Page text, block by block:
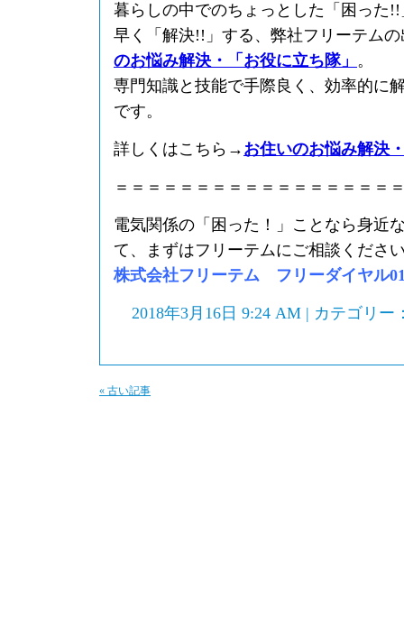
暮らしの中でのちょっとした「困った
早く「解決!!」する、弊社フリーテム
のお悩み解決・「お役に立ち隊」 。
専門知識と技能で手際良く、効率的に
です。
詳しくはこちら→ お住いのお悩み解決
＝＝＝＝＝＝＝＝＝＝＝＝＝＝＝＝＝
電気関係の「困った！」ことなら身近
て、まずはフリーテムにご相談くださ
株式会社フリーテム フリーダイヤル
2018年3月16日 9:24 AM | カテゴリー
« 古い記事